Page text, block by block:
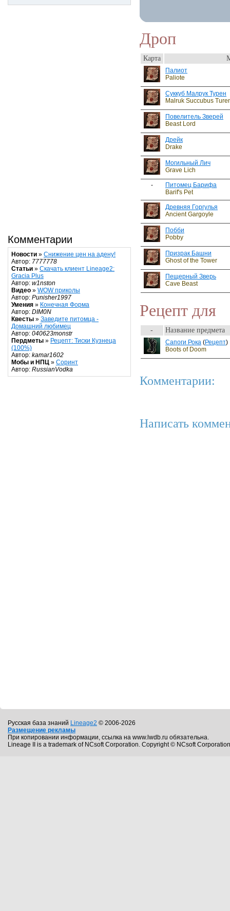
Комментарии
Новости » Снижение цен на адену!
Автор: 7777778
Статьи » Скачать клиент Lineage2:
Gracia Plus
Автор: w1nston
Видео » WOW приколы
Автор: Punisher1997
Умения » Конечная Форма
Автор: DIM0N
Квесты » Заведите питомца -
Домашний любимец
Автор: 040623monstr
Пердметы » Рецепт: Тиски Кузнеца
(100%)
Автор: kamar1602
Мобы и НПЦ » Соринт
Автор: RussianVodka
Дроп
Карта
Палиот
Paliote
Суккуб Малрук Турен
Malruk Succubus
Повелитель Зверей
Beast Lord
Дрейк
Drake
Могильный Лич
Grave Lich
-
Питомец Барифа
Barif's Pet
Древняя Горгулья
Ancient Gargoyle
Побби
Pobby
Призрак Башни
Ghost of the Tower
Пещерный Зверь
Cave Beast
Рецепт для
- Название предмета
Сапоги Рока (Рецепт)
Boots of Doom
Комментарии:
Написать
Русская база знаний Lineage2 © 2006-2026
Размещение рекламы
При копировании информации, ссылка на www.lwdb.ru обязательна.
Lineage II is a trademark of NCsoft Corporation. Copyright © NCsoft